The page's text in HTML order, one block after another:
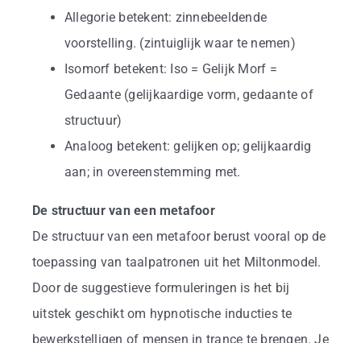
Allegorie betekent: zinnebeeldende
voorstelling. (zintuiglijk waar te nemen)
Isomorf betekent: Iso = Gelijk Morf =
Gedaante (gelijkaardige vorm, gedaante of
structuur)
Analoog betekent: gelijken op; gelijkaardig
aan; in overeenstemming met.
De structuur van een metafoor
De structuur van een metafoor berust vooral op de
toepassing van taalpatronen uit het Miltonmodel.
Door de suggestieve formuleringen is het bij
uitstek geschikt om hypnotische inducties te
bewerkstelligen of mensen in trance te brengen. Je